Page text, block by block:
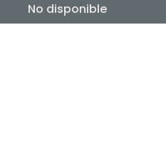
No disponible